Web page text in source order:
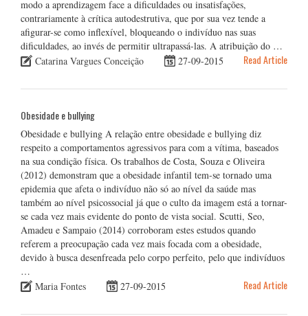
modo a aprendizagem face a dificuldades ou insatisfações,
contrariamente à crítica autodestrutiva, que por sua vez tende a
afigurar-se como inflexível, bloqueando o indivíduo nas suas
dificuldades, ao invés de permitir ultrapassá-las. A atribuição do …
Catarina Vargues Conceição
27-09-2015 Read Article
Obesidade e bullying
Obesidade e bullying A relação entre obesidade e bullying diz
respeito a comportamentos agressivos para com a vítima, baseados
na sua condição física. Os trabalhos de Costa, Souza e Oliveira
(2012) demonstram que a obesidade infantil tem-se tornado uma
epidemia que afeta o indivíduo não só ao nível da saúde mas
também ao nível psicossocial já que o culto da imagem está a tornar-
se cada vez mais evidente do ponto de vista social. Scutti, Seo,
Amadeu e Sampaio (2014) corroboram estes estudos quando
referem a preocupação cada vez mais focada com a obesidade,
devido à busca desenfreada pelo corpo perfeito, pelo que indivíduos
…
Maria Fontes
27-09-2015 Read Article